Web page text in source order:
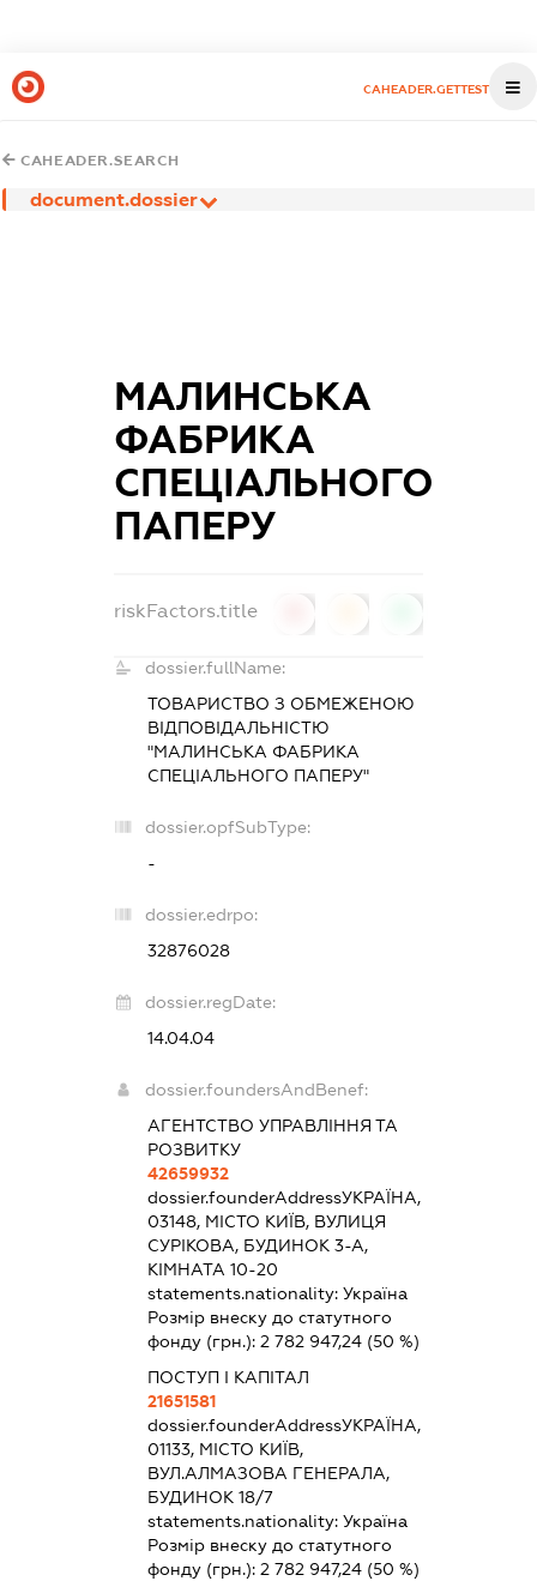
CAHEADER.GETTEST
CAHEADER.SEARCH
document.dossier
МАЛИНСЬКА
ФАБРИКА
СПЕЦІАЛЬНОГО
ПАПЕРУ
riskFactors.title
dossier.fullName:
ТОВАРИСТВО З ОБМЕЖЕНОЮ
ВІДПОВІДАЛЬНІСТЮ
"МАЛИНСЬКА ФАБРИКА
СПЕЦІАЛЬНОГО ПАПЕРУ"
dossier.opfSubType:
-
dossier.edrpo:
32876028
dossier.regDate:
14.04.04
dossier.foundersAndBenef:
АГЕНТСТВО УПРАВЛІННЯ ТА
РОЗВИТКУ
42659932
dossier.founderAddressУКРАЇНА,
03148, МІСТО КИЇВ, ВУЛИЦЯ
СУРІКОВА, БУДИНОК 3-А,
КІМНАТА 10-20
statements.nationality:Україна
Розмір внеску до статутного
фонду (грн.):2 782 947,24 (50 %)
ПОСТУП І КАПІТАЛ
21651581
dossier.founderAddressУКРАЇНА,
01133, МІСТО КИЇВ,
ВУЛ.АЛМАЗОВА ГЕНЕРАЛА,
БУДИНОК 18/7
statements.nationality:Україна
Розмір внеску до статутного
фонду (грн.):2 782 947,24 (50 %)